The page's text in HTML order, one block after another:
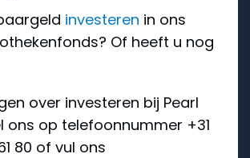
investeren in ons
Of heeft u nog
over investeren bij Pearl
ons op telefoonnummer +31
80 of vul ons